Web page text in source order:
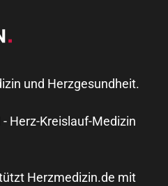
und Herzgesundheit.
Herz-Kreislauf-Medizin
Herzmedizin.de mit